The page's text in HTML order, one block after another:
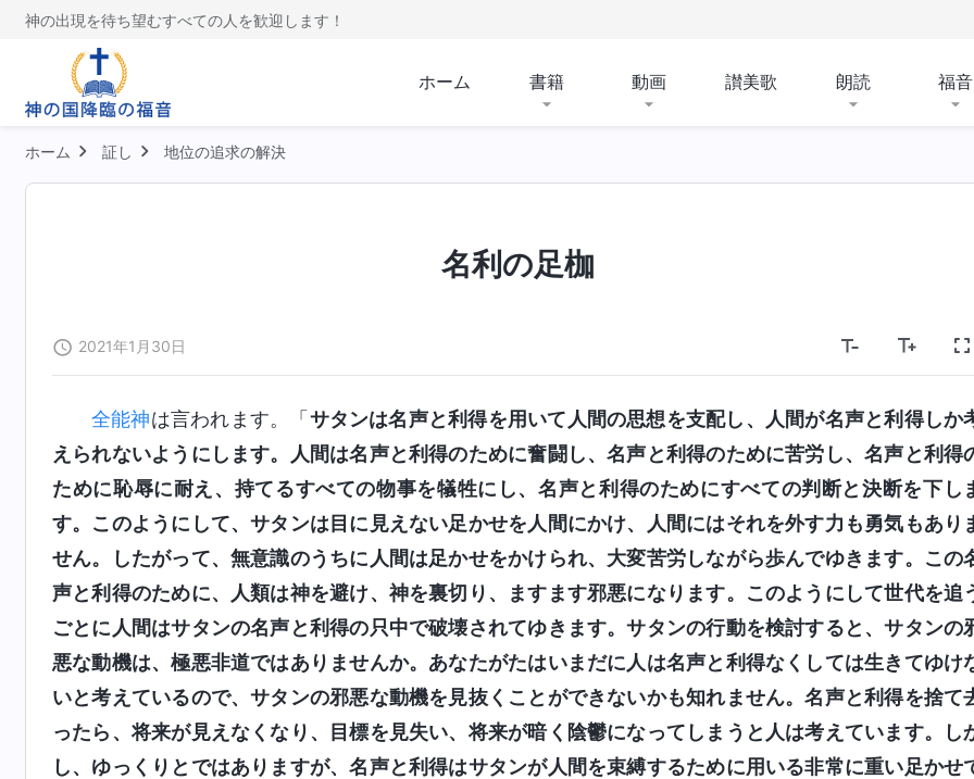
神の出現を待ち望むすべての人を歓迎します！
ホーム 書籍 動画 讃美歌 朗読 福音
ホーム 証し 地位の追求の解決
名利の足枷
2021年1月30日
全能神は言われます。「 サタンは名声と利得を用いて人間の思想を支配し、人間が名声と利得しか
えられないようにします。人間は名声と利得のために奮闘し、名声と利得のために苦労し、名声と利得
ために恥辱に耐え、持てるすべての物事を犠牲にし、名声と利得のためにすべての判断と決断を下し
す。このようにして、サタンは目に見えない足かせを人間にかけ、人間にはそれを外す力も勇気もあり
せん。したがって、無意識のうちに人間は足かせをかけられ、大変苦労しながら歩んでゆきます。この
声と利得のために、人類は神を避け、神を裏切り、ますます邪悪になります。このようにして世代を追
ごとに人間はサタンの名声と利得の只中で破壊されてゆきます。サタンの行動を検討すると、サタンの
悪な動機は、極悪非道ではありませんか。あなたがたはいまだに人は名声と利得なくしては生きてゆけ
いと考えているので、サタンの邪悪な動機を見抜くことができないかも知れません。名声と利得を捨て
ったら、将来が見えなくなり、目標を見失い、将来が暗く陰鬱になってしまうと人は考えています。し
し、ゆっくりとではありますが、名声と利得はサタンが人間を束縛するために用いる非常に重い足かせ